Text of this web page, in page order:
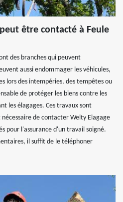
être contacté à Feule
des branches qui peuvent
aussi endommager les véhicules,
lors des intempéries, des tempêtes ou
de protéger les biens contre les
les élagages. Ces travaux sont
de contacter Welty Elagage
pour l'assurance d'un travail soigné.
il suffit de le téléphoner